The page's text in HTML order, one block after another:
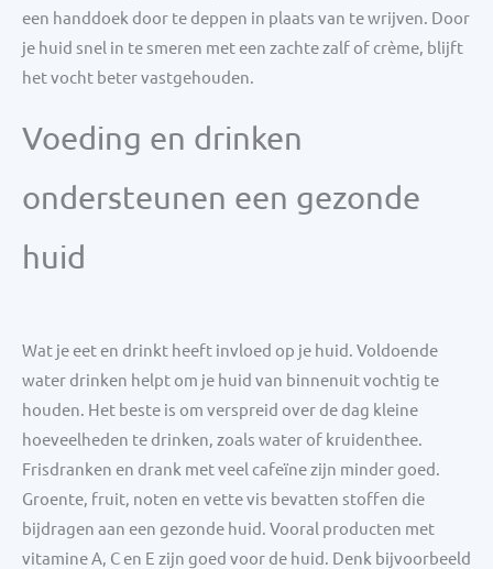
een handdoek door te deppen in plaats van te wrijven. Door
je huid snel in te smeren met een zachte zalf of crème, blijft
het vocht beter vastgehouden.
Voeding en drinken
ondersteunen een gezonde
huid
Wat je eet en drinkt heeft invloed op je huid. Voldoende
water drinken helpt om je huid van binnenuit vochtig te
houden. Het beste is om verspreid over de dag kleine
hoeveelheden te drinken, zoals water of kruidenthee.
Frisdranken en drank met veel cafeïne zijn minder goed.
Groente, fruit, noten en vette vis bevatten stoffen die
bijdragen aan een gezonde huid. Vooral producten met
vitamine A, C en E zijn goed voor de huid. Denk bijvoorbeeld